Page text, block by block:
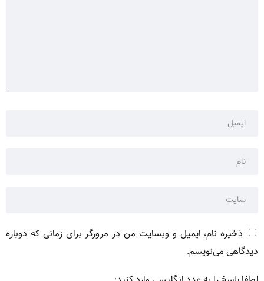
ذخیره نام، ایمیل و وبسایت من در مرورگر برای زمانی که دوباره
دیدگاهی می‌نویسم.